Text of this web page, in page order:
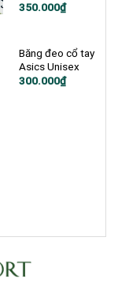
350.000₫
Băng đeo cổ tay
Asics Unisex
300.000₫